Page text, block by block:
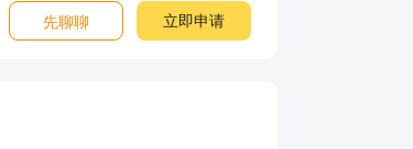
先聊聊 立即申请